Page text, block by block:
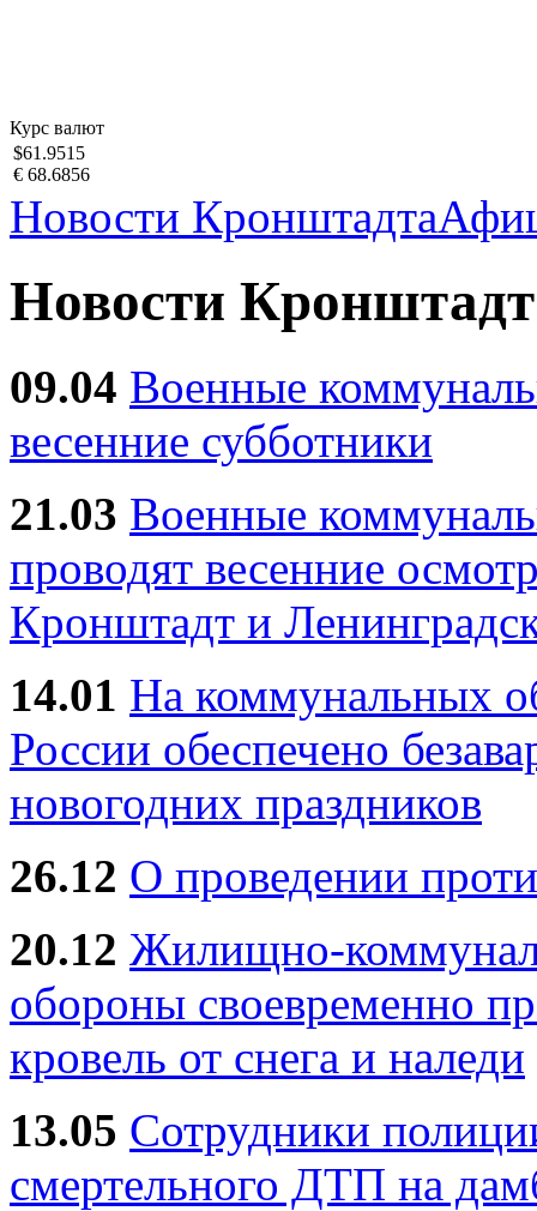
Курс валют
$61.9515
€ 68.6856
Новости Кронштадта
Новости
09.04 Военные
весенние субботники
21.03 Военные
проводят весенние
Кронштадт и
14.01 На коммунальных
России обеспечено
новогодних праздников
26.12 О проведении
20.12 Жилищно-
обороны своевременно
кровель от снега и наледи
13.05 Сотрудники
смертельного ДТП на